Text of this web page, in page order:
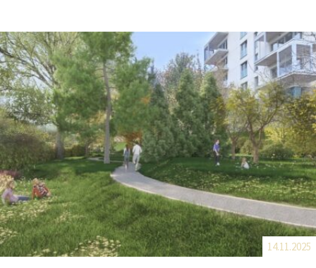
14.11.2025